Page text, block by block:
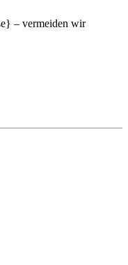
– vermeiden wir